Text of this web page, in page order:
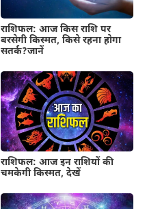
राशिफल: आज किस राशि पर
बरसेगी किस्मत, किसे रहना होगा
सतर्क?जानें
राशिफल: आज इन राशियों की
चमकेगी किस्मत, देखें